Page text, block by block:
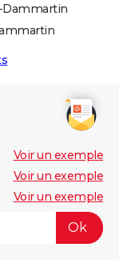
Dammartin
Voir un exemple
Voir un exemple
Voir un exemple